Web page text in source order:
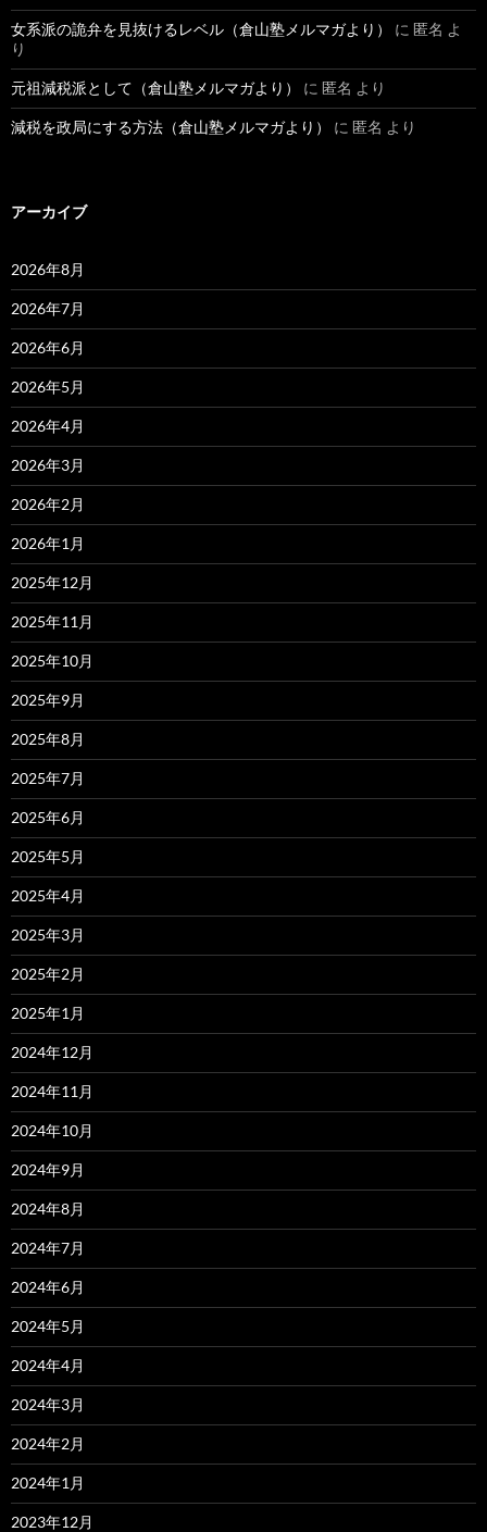
女系派の詭弁を見抜けるレベル（倉山塾メルマガより） に 匿名 よ
り
元祖減税派として（倉山塾メルマガより） に 匿名 より
減税を政局にする方法（倉山塾メルマガより） に 匿名 より
アーカイブ
2026年8月
2026年7月
2026年6月
2026年5月
2026年4月
2026年3月
2026年2月
2026年1月
2025年12月
2025年11月
2025年10月
2025年9月
2025年8月
2025年7月
2025年6月
2025年5月
2025年4月
2025年3月
2025年2月
2025年1月
2024年12月
2024年11月
2024年10月
2024年9月
2024年8月
2024年7月
2024年6月
2024年5月
2024年4月
2024年3月
2024年2月
2024年1月
2023年12月